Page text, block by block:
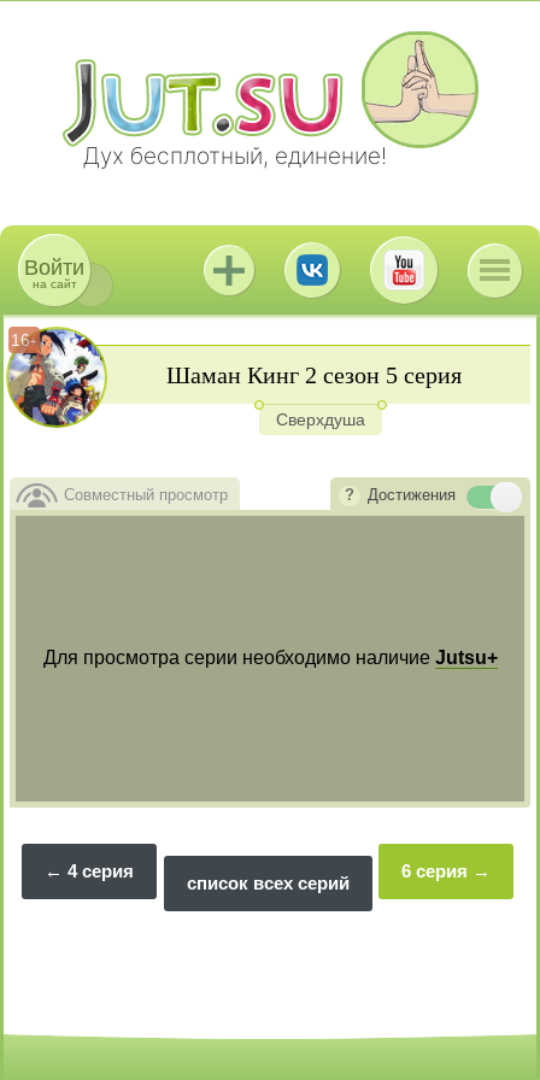
Дух бесплотный, единение!
Войти
на сайт
16+
Шаман Кинг 2 сезон 5 серия
Сверхдуша
Совместный просмотр Достижения
Для просмотра серии необходимо наличие Jutsu+
6 серия
4 серия
список всех серий